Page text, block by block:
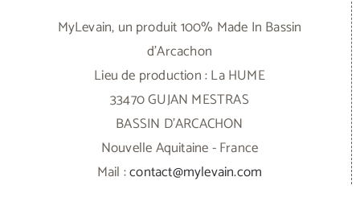
MyLevain, un produit 100% Made In Bassin
d'Arcachon
Lieu de production : La HUME
33470 GUJAN MESTRAS
BASSIN D'ARCACHON
Nouvelle Aquitaine - France
Mail :contact@mylevain.com